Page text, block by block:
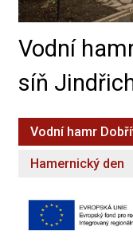
Vodní
síň
Vodní hamr
Hamernický den